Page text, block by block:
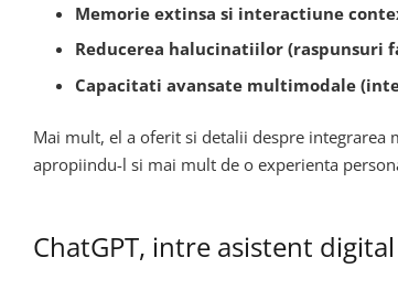
Memorie extinsa si interactiune
Reducerea halucinatiilor (raspunsuri
Capacitati avansate multimodale
Mai mult, el a oferit si detalii despre integrarea
apropiindu-l si mai mult de o experienta
ChatGPT, intre asistent